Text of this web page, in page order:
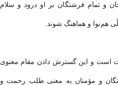
و تمام فرشتگان بر او درود و سلام
هم‌نوا و هماهنگ شوند.
است و این گسترش دادن مقام معنوی
و مؤمنان به معنی طلب رحمت و